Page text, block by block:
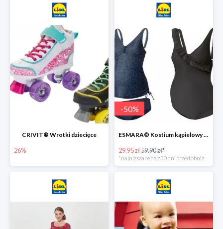
CRIVIT® Wrotki dziecięce
26%
-50%
ESMARA® Kostium kąpielowy ciążowy lub tankini ciążowe -50%
29.95 zł59.90 zł*